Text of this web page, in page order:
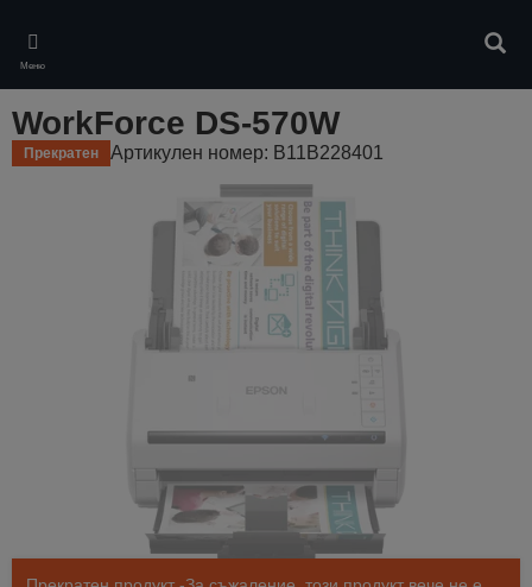
main
content
Меню
WorkForce DS-570W
Прекратен Артикулен номер: B11B228401